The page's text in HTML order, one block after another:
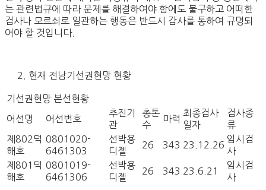
는 관련법규에 따라 문제를 해결하여야 함에도 불구하고 어떠한
검사나 모르쇠로 일관하는 행동은 반드시 감사를 통하여 규명되
어야 할 것입니다.
현재 전남기선권현망 현황
기선권현망 본선현황
어선명 어선번호
추진기
관
총톤
수
마력
최종검사
일자
검사종
류
제802덕
해호
0801020-
6461303
선박용
디젤
26 343 23.12.26
임시검
사
제801덕
해호
0801019-
6461306
선박용
디젤
26 343 23.6.21
임시검
사